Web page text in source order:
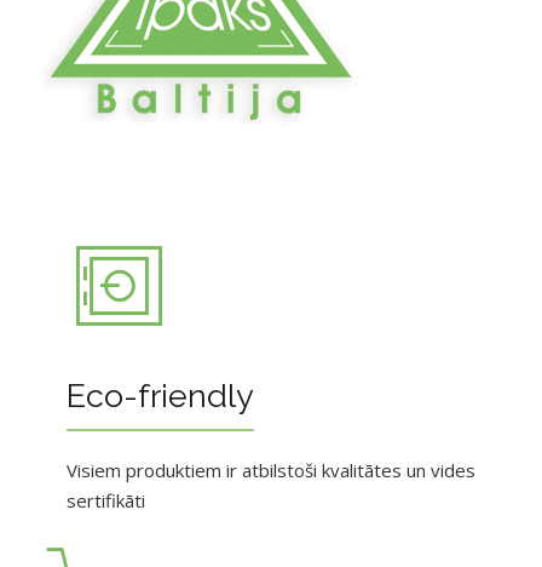
Eco-friendly
Visiem produktiem ir atbilstoši kvalitātes un vides
sertifikāti